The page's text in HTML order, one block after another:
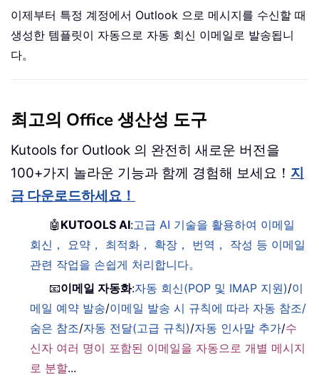
이제부터 특정 계정에서 Outlook 으로 메시지를 수신할 때
생성한 템플릿이 자동으로 자동 회신 이메일로 발송됩니
다。
최고의 Office 생산성 도구
Kutools for Outlook 의 완전히 새로운 버전을
100+가지 놀라운 기능과 함께 경험해 보세요！ 지
금 다운로드하세요！
🤖 KUTOOLS AI:고급 AI 기술을 활용하여 이메일
회신， 요약， 최적화， 확장， 번역， 작성 등 이메일
관련 작업을 손쉽게 처리합니다。
📧이메일 자동화:자동 회신(POP 및 IMAP 지원)/이
메일 예약 발송/이메일 발송 시 규칙에 따라 자동 참조/
숨은 참조/자동 전달(고급 규칙)/자동 인사말 추가/수
신자 여러 명이 포함된 이메일을 자동으로 개별 메시지
로 분할...